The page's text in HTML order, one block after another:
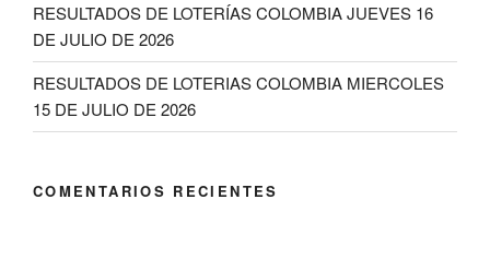
RESULTADOS DE LOTERÍAS COLOMBIA JUEVES 16
DE JULIO DE 2026
RESULTADOS DE LOTERIAS COLOMBIA MIERCOLES
15 DE JULIO DE 2026
COMENTARIOS RECIENTES